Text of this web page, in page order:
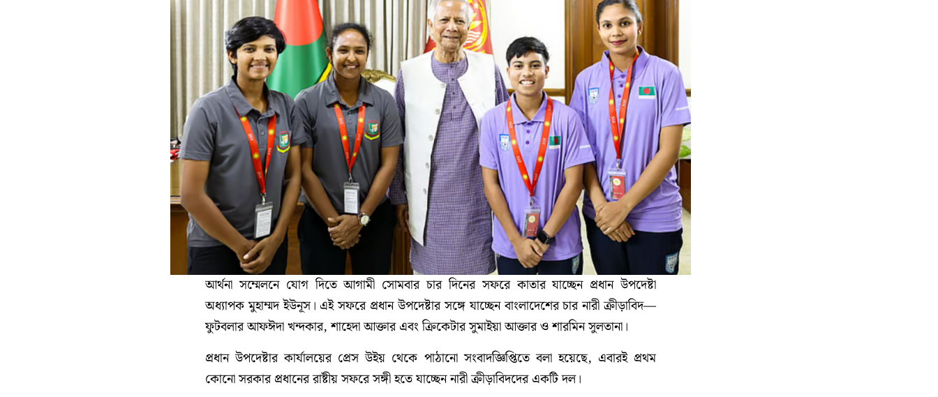
আর্থনা সম্মেলনে যোগ দিতে আগামী সোমবার চার দিনের সফরে কাতার যাচ্ছেন প্রধান উপদেষ্টা
অধ্যাপক মুহাম্মদ ইউনূস। এই সফরে প্রধান উপদেষ্টার সঙ্গে যাচ্ছেন বাংলাদেশের চার নারী ক্রীড়াবিদ—
ফুটবলার আফঈদা খন্দকার, শাহেদা আক্তার এবং ক্রিকেটার সুমাইয়া আক্তার ও শারমিন সুলতানা।
প্রধান উপদেষ্টার কার্যালয়ের প্রেস উইয় থেকে পাঠানো সংবাদজ্ঞিপ্তিতে বলা হয়েছে, এবারই প্রথম
কোনো সরকার প্রধানের রাষ্টীয় সফরে সঙ্গী হতে যাচ্ছেন নারী ক্রীড়াবিদদের একটি দল।